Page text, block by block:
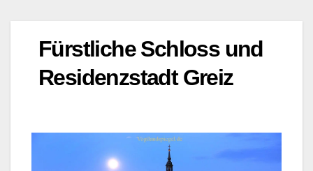
Fürstliche Schloss und
Residenzstadt Greiz